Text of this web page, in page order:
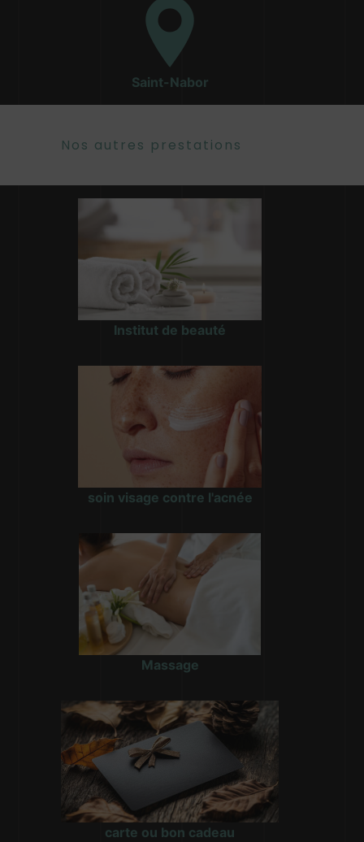
Saint-Nabor
Nos autres prestations
Institut de beauté
soin visage contre l'acnée
Massage
carte ou bon cadeau